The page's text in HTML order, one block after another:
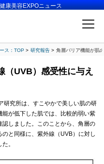
康美容EXPOニュース
ス：TOP 研究報告 角層バリア機能が肌
（UVB）感受性に与え
研究所は、すこやかで美しい肌の研
が低下した肌では、比較的弱い紫
しました。このことから、角層の
と同様に、紫外線（UVB）に対し
。